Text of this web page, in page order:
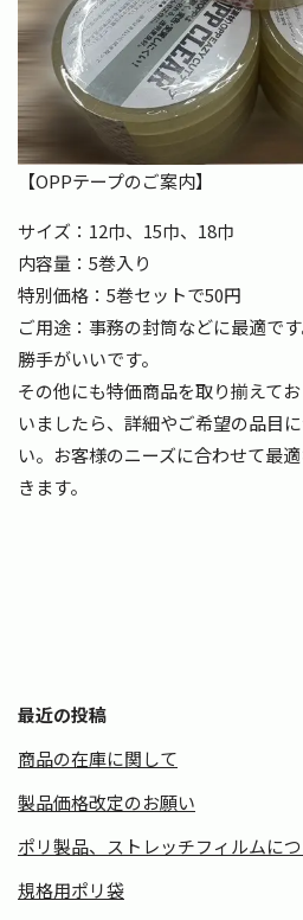
【OPPテープのご案内】
サイズ：12巾、15巾、18巾
内容量：5巻入り
特別価格：5巻セットで50円
ご用途：事務の封筒などに最適で
勝手がいいです。
その他にも特価商品を取り揃えて
いましたら、詳細やご希望の品目
い。お客様のニーズに合わせて最
きます。
最近の投稿
商品の在庫に関して
製品価格改定のお願い
ポリ製品、ストレッチフィルムに
規格用ポリ袋